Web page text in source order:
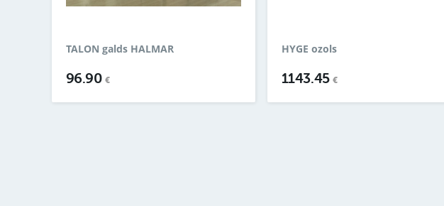
TALON galds HALMAR
96.90€
HYGE ozols
1143.45€